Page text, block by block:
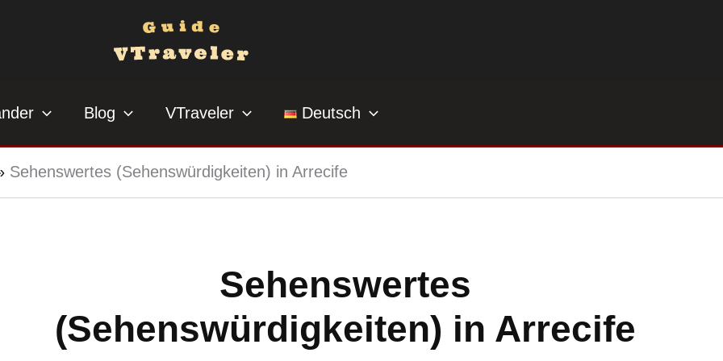
Blog VTraveler Deutsch
Sehenswertes (Sehenswürdigkeiten) in Arrecife
Sehenswertes
(Sehenswürdigkeiten) in Arrecife